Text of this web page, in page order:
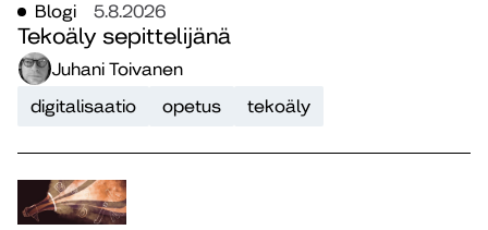
Blogi 5.8.2026
Tekoäly sepittelijänä
Juhani Toivanen
digitalisaatio
opetus tekoäly